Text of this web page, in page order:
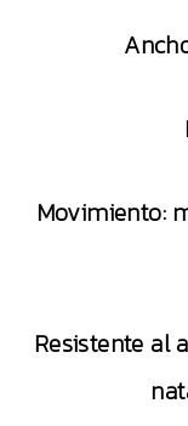
Movimiento:
Resistente al